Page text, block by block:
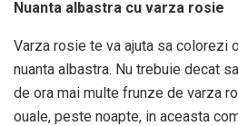
Nuanta albastra cu varza rosie
Varza rosie te va ajuta sa colorezi
nuanta albastra. Nu trebuie decat
de ora mai multe frunze de varza
ouale, peste noapte, in aceasta